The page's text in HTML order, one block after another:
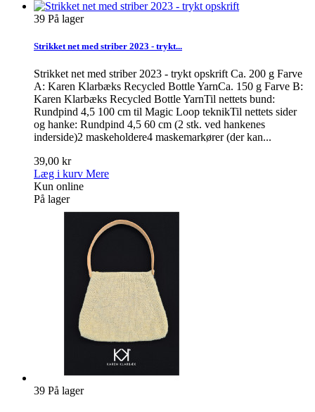
39 På lager
Strikket net med striber 2023 - trykt...
Strikket net med striber 2023 - trykt opskrift Ca. 200 g Farve
A: Karen Klarbæks Recycled Bottle YarnCa. 150 g Farve B:
Karen Klarbæks Recycled Bottle YarnTil nettets bund:
Rundpind 4,5 100 cm til Magic Loop teknikTil nettets sider
og hanke: Rundpind 4,5 60 cm (2 stk. ved hankenes
inderside)2 maskeholdere4 maskemarkører (der kan...
39,00 kr
Læg i kurv Mere
Kun online
På lager
39 På lager